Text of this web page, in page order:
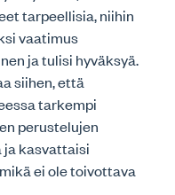
tarpeellisia, niihin
vaatimus
ja tulisi hyväksyä.
siihen, että
tarkempi
perustelujen
kasvattaisi
ei ole toivottava